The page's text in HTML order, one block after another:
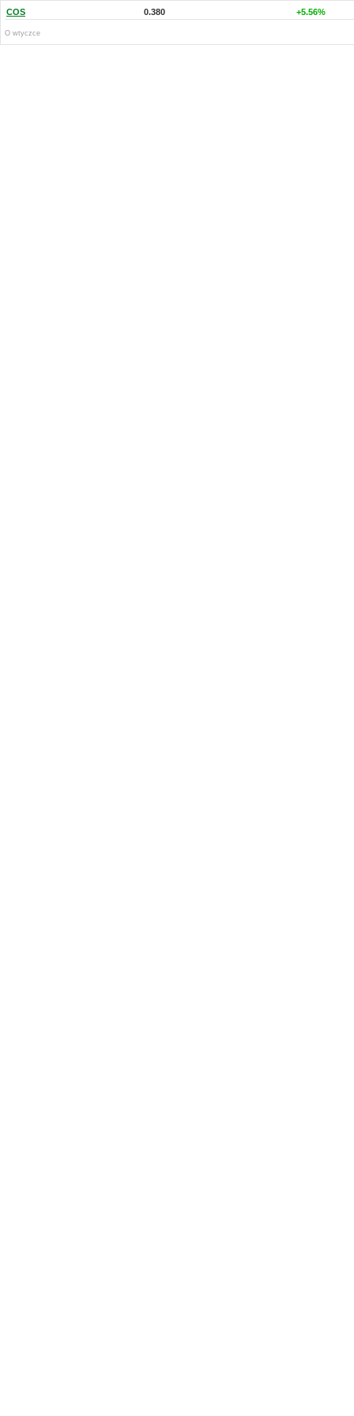
COS 0.380 +5.56%
O wtyczce